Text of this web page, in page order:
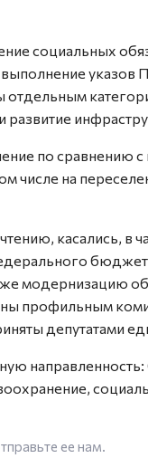
социальных
указов
по сравнению
числе на
касались, в
модернизацию
профильным
депутатами
ее нам.